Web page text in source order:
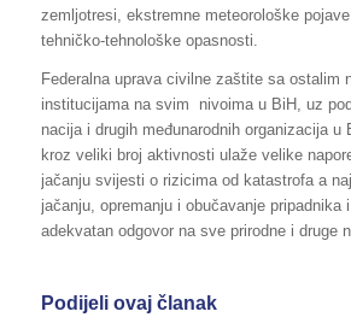
zemljotresi, ekstremne meteorološke
tehničko-tehnološke opasnosti.
Federalna uprava civilne zaštite sa ostalim
institucijama na svim nivoima u BiH, uz
nacija i drugih međunarodnih organizacija u
kroz veliki broj aktivnosti ulaže velike
jačanju svijesti o rizicima od katastrofa a
jačanju, opremanju i obučavanje pripadnika
adekvatan odgovor na sve prirodne i druge
Podijeli ovaj članak